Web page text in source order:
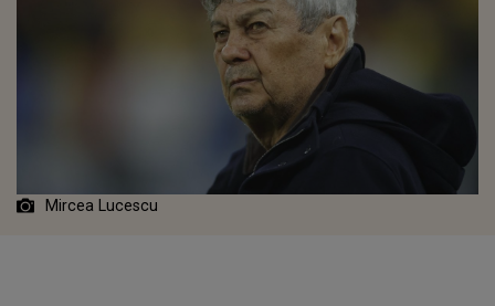
Mircea Lucescu